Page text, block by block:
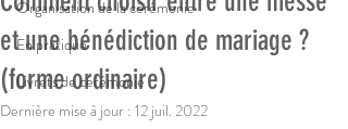
Organisation de la cérémonie
En pratique
Livrets de cérémonie
et une bénédiction de mariage ?
(forme ordinaire)
Dernière mise à jour : 12 juil. 2022